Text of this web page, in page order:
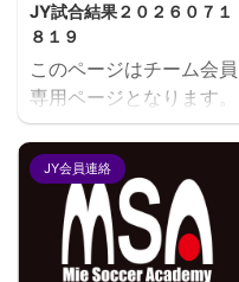
JY試合結果２０２６０７１
８１９
このページはチーム会員
専用ページとなります。
閲覧にはユーザー名とパ
スワードにてログインが
必要となります。既存ユ
ーザのログインユーザー
名またはメールアドレス
パスワード ログイン状態
JY会員連絡